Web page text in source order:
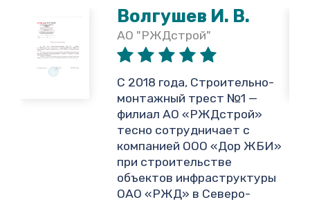
Волгушев И. В.
АО "РЖДстрой"
С 2018 года, Строительно-
монтажный трест №1 —
филиал АО «РЖДстрой»
тесно сотрудничает с
компанией ООО «Дор ЖБИ»
при строительстве
объектов инфраструктуры
ОАО «РЖД» в Северо-